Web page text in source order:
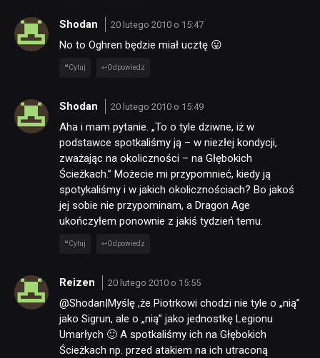
Shodan 20 lutego 2010 o 15:47
No to Oghren będzie miał ucztę 😛
Cytuj Odpowiedz
Shodan 20 lutego 2010 o 15:49
Aha i mam pytanie. „To o tyle dziwne, iż w
podstawce spotkaliśmy ją – w niezłej kondycji,
zważając na okoliczności – na Głębokich
Ścieżkach.” Możecie mi przypomnieć, kiedy ją
spotykaliśmy i w jakich okolicznościach? Bo jakoś
jej sobie nie przypominam, a Dragon Age
ukończyłem ponownie z jakiś tydzień temu.
Cytuj Odpowiedz
Reizen 20 lutego 2010 o 15:55
@Shodan|Myślę ,że Piotrkowi chodzi nie tyle o „nią”
jako Sigrun, ale o „nią” jako jednostkę Legionu
Umarłych 🙂 A spotkaliśmy ich na Głębokich
Ścieżkach np. przed atakiem na ich utraconą